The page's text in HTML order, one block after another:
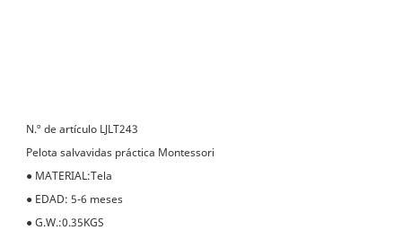
N.º de artículo LJLT243
Pelota salvavidas práctica Montessori
● MATERIAL:Tela
● EDAD: 5-6 meses
●G.W.:0.35KGS